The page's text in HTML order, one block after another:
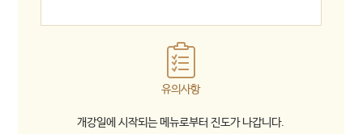
유의사항
개강일에 시작되는 메뉴로부터 진도가 나갑니다.